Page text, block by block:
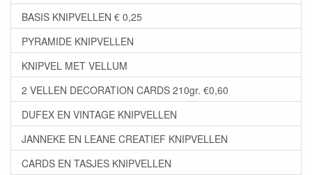
BASIS KNIPVELLEN € 0,25
PYRAMIDE KNIPVELLEN
KNIPVEL MET VELLUM
2 VELLEN DECORATION CARDS 210gr. €0,60
DUFEX EN VINTAGE KNIPVELLEN
JANNEKE EN LEANE CREATIEF KNIPVELLEN
CARDS EN TASJES KNIPVELLEN